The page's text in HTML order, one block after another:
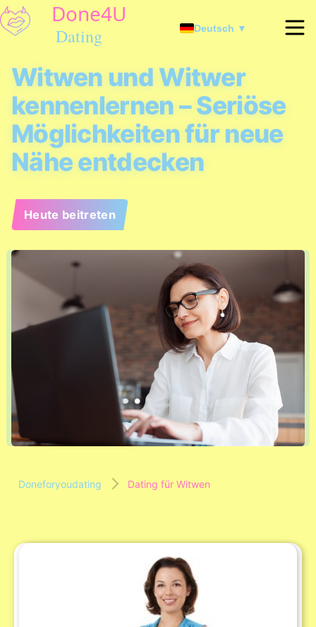
Deutsch ▼
Witwen und Witwer
kennenlernen – Seriöse
Möglichkeiten für neue
Nähe entdecken
Heute beitreten
Doneforyoudating Dating für Witwen